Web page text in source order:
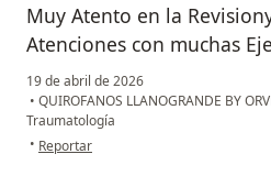
Muy Atento en la
Atenciones con muchas
19 de abril de 2026
• QUIROFANOS LLANOGRANDE BY
Traumatología
• en opinión del usuario Jesus Antonio
Reportar